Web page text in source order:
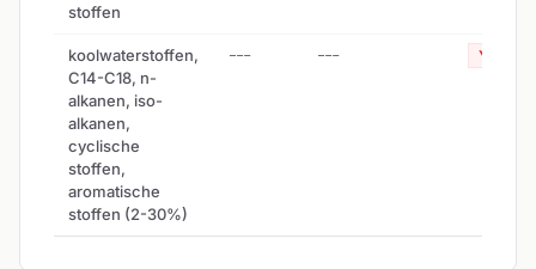
stoffen
koolwaterstoffen,
C14-C18, n-
alkanen, iso-
alkanen,
cyclische
stoffen,
aromatische
stoffen (2-30%)
--- --- Yes